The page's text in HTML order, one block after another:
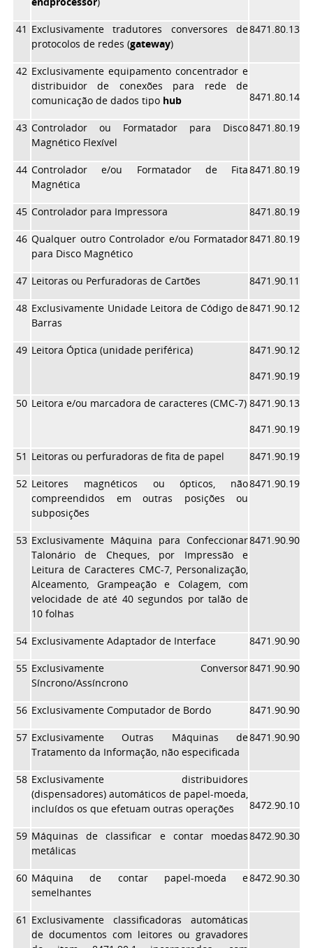
41 Exclusivamente tradutores conversores de
protocolos de redes (gateway)
8471.80.13
42 Exclusivamente equipamento concentrador e
distribuidor de conexões para rede de
comunicação de dados tipo hub 8471.80.14
43 Controlador ou Formatador para Disco
Magnético Flexível
8471.80.19
44 Controlador e/ou Formatador de Fita
Magnética
8471.80.19
45 Controlador para Impressora 8471.80.19
46 Qualquer outro Controlador e/ou Formatador
para Disco Magnético
8471.80.19
47 Leitoras ou Perfuradoras de Cartões 8471.90.11
48 Exclusivamente Unidade Leitora de Código de
Barras
8471.90.12
49 Leitora Óptica (unidade periférica)
8471.90.12
8471.90.19
50 Leitora e/ou marcadora de caracteres (CMC-7) 8471.90.13
8471.90.19
51 Leitoras ou perfuradoras de fita de papel 8471.90.19
52 Leitores magnéticos ou ópticos, não
compreendidos em outras posições ou
subposições
8471.90.19
53 Exclusivamente Máquina para Confeccionar
Talonário de Cheques, por Impressão e
Leitura de Caracteres CMC-7, Personalização,
Alceamento, Grampeação e Colagem, com
velocidade de até 40 segundos por talão de
10 folhas
8471.90.90
54 Exclusivamente Adaptador de Interface 8471.90.90
55 Exclusivamente Conversor
Síncrono/Assíncrono
8471.90.90
56 Exclusivamente Computador de Bordo 8471.90.90
57 Exclusivamente Outras Máquinas de
Tratamento da Informação, não especificada
8471.90.90
58 Exclusivamente distribuidores
(dispensadores) automáticos de papel-moeda,
incluídos os que efetuam outras operações
8472.90.10
59 Máquinas de classificar e contar moedas
metálicas
8472.90.30
60 Máquina de contar papel-moeda e
semelhantes
8472.90.30
61 Exclusivamente classificadoras automáticas
de documentos com leitores ou gravadores